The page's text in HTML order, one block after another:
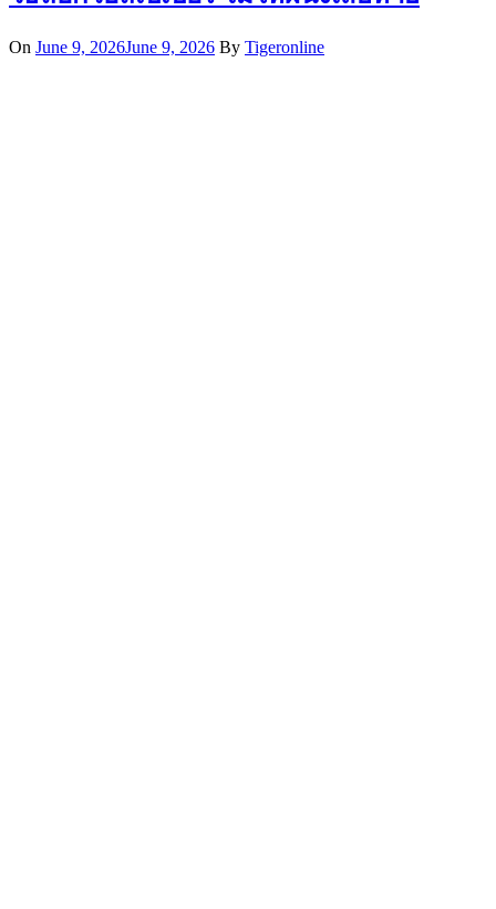
On June 9, 2026June 9, 2026 By Tigeronline